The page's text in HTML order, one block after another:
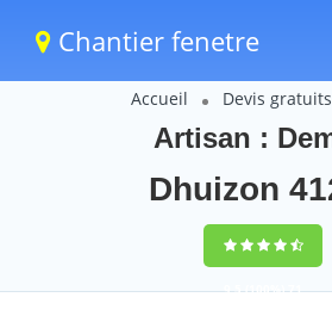
Chantier fenetre
Accueil Devis
Artisan :
Dhuizon
9,5(100%)71